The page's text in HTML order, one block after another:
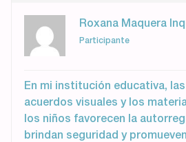
Roxana Maquera
Participante
En mi institución educativa,
acuerdos visuales y los
los niños favorecen la
brindan seguridad y